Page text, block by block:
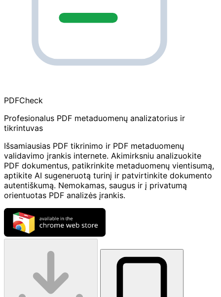
PDFCheck
Profesionalus PDF metaduomenų analizatorius ir
tikrintuvas
Išsamiausias PDF tikrinimo ir PDF metaduomenų
validavimo įrankis internete. Akimirksniu analizuokite
PDF dokumentus, patikrinkite metaduomenų vientisumą,
aptikite AI sugeneruotą turinį ir patvirtinkite dokumento
autentiškumą. Nemokamas, saugus ir į privatumą
orientuotas PDF analizės įrankis.